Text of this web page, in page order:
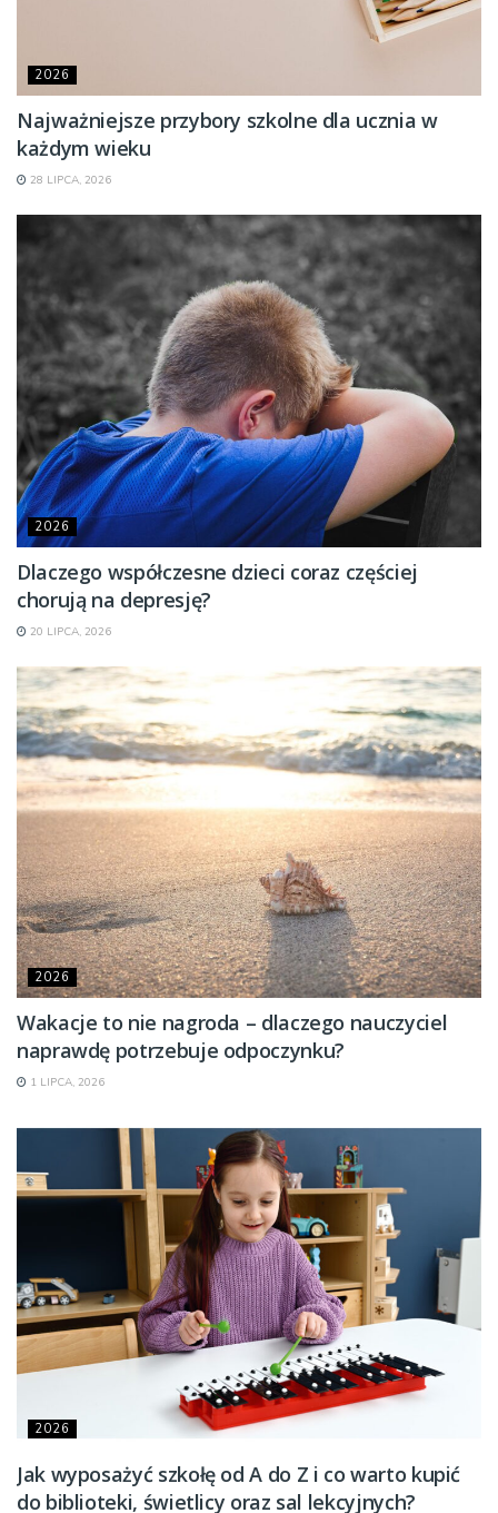
2026
Najważniejsze przybory szkolne dla ucznia w
każdym wieku
28 LIPCA, 2026
2026
Dlaczego współczesne dzieci coraz częściej
chorują na depresję?
20 LIPCA, 2026
2026
Wakacje to nie nagroda – dlaczego nauczyciel
naprawdę potrzebuje odpoczynku?
1 LIPCA, 2026
2026
Jak wyposażyć szkołę od A do Z i co warto kupić
do biblioteki, świetlicy oraz sal lekcyjnych?